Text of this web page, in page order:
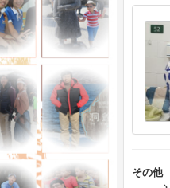
その他